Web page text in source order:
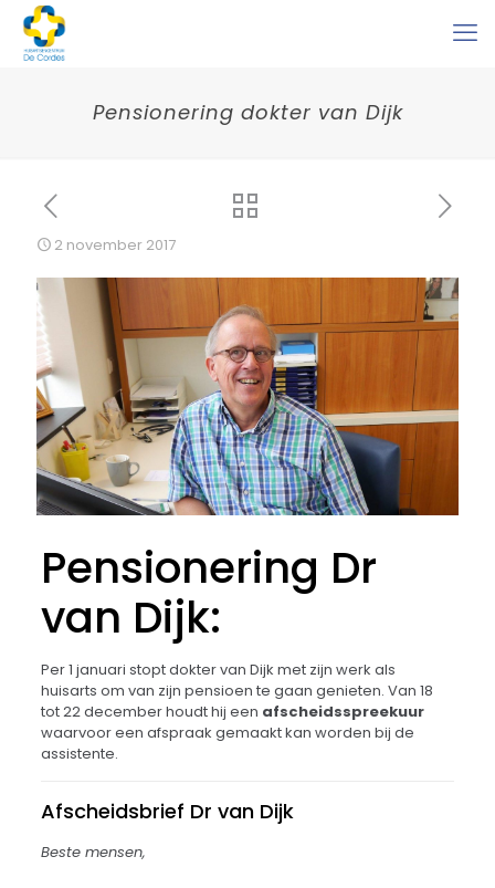
Pensionering dokter van Dijk
2 november 2017
Pensionering Dr
van Dijk:
Per 1 januari stopt dokter van Dijk met zijn werk als
huisarts om van zijn pensioen te gaan genieten. Van 18
tot 22 december houdt hij een afscheidsspreekuur
waarvoor een afspraak gemaakt kan worden bij de
assistente.
Afscheidsbrief Dr van Dijk
Beste mensen,